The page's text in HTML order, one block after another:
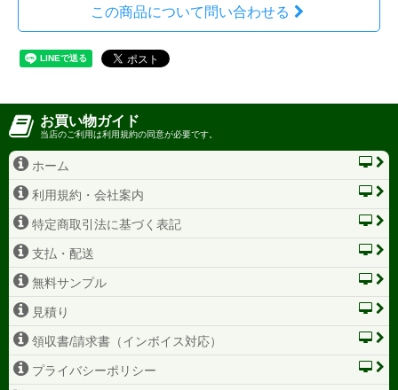
この商品について問い合わせる
お買い物ガイド
当店のご利用は利用規約の同意が必要です。
ホーム
利用規約・会社案内
特定商取引法に基づく表記
支払・配送
無料サンプル
見積り
領収書/請求書（インボイス対応）
プライバシーポリシー